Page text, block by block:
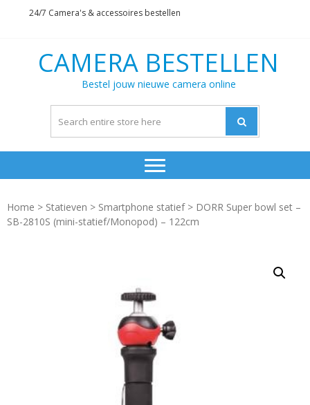
24/7 Camera's & accessoires bestellen
CAMERA BESTELLEN
Bestel jouw nieuwe camera online
Home > Statieven > Smartphone statief> DORR Super bowl set –
SB-2810S (mini-statief/Monopod) – 122cm